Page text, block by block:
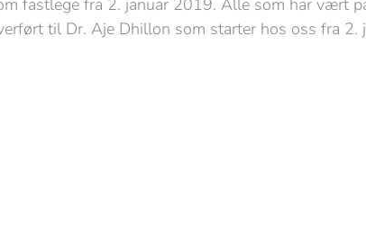
fastlege fra 2. januar 2019. Alle som har vært
til Dr. Aje Dhillon som starter hos oss fra 2.